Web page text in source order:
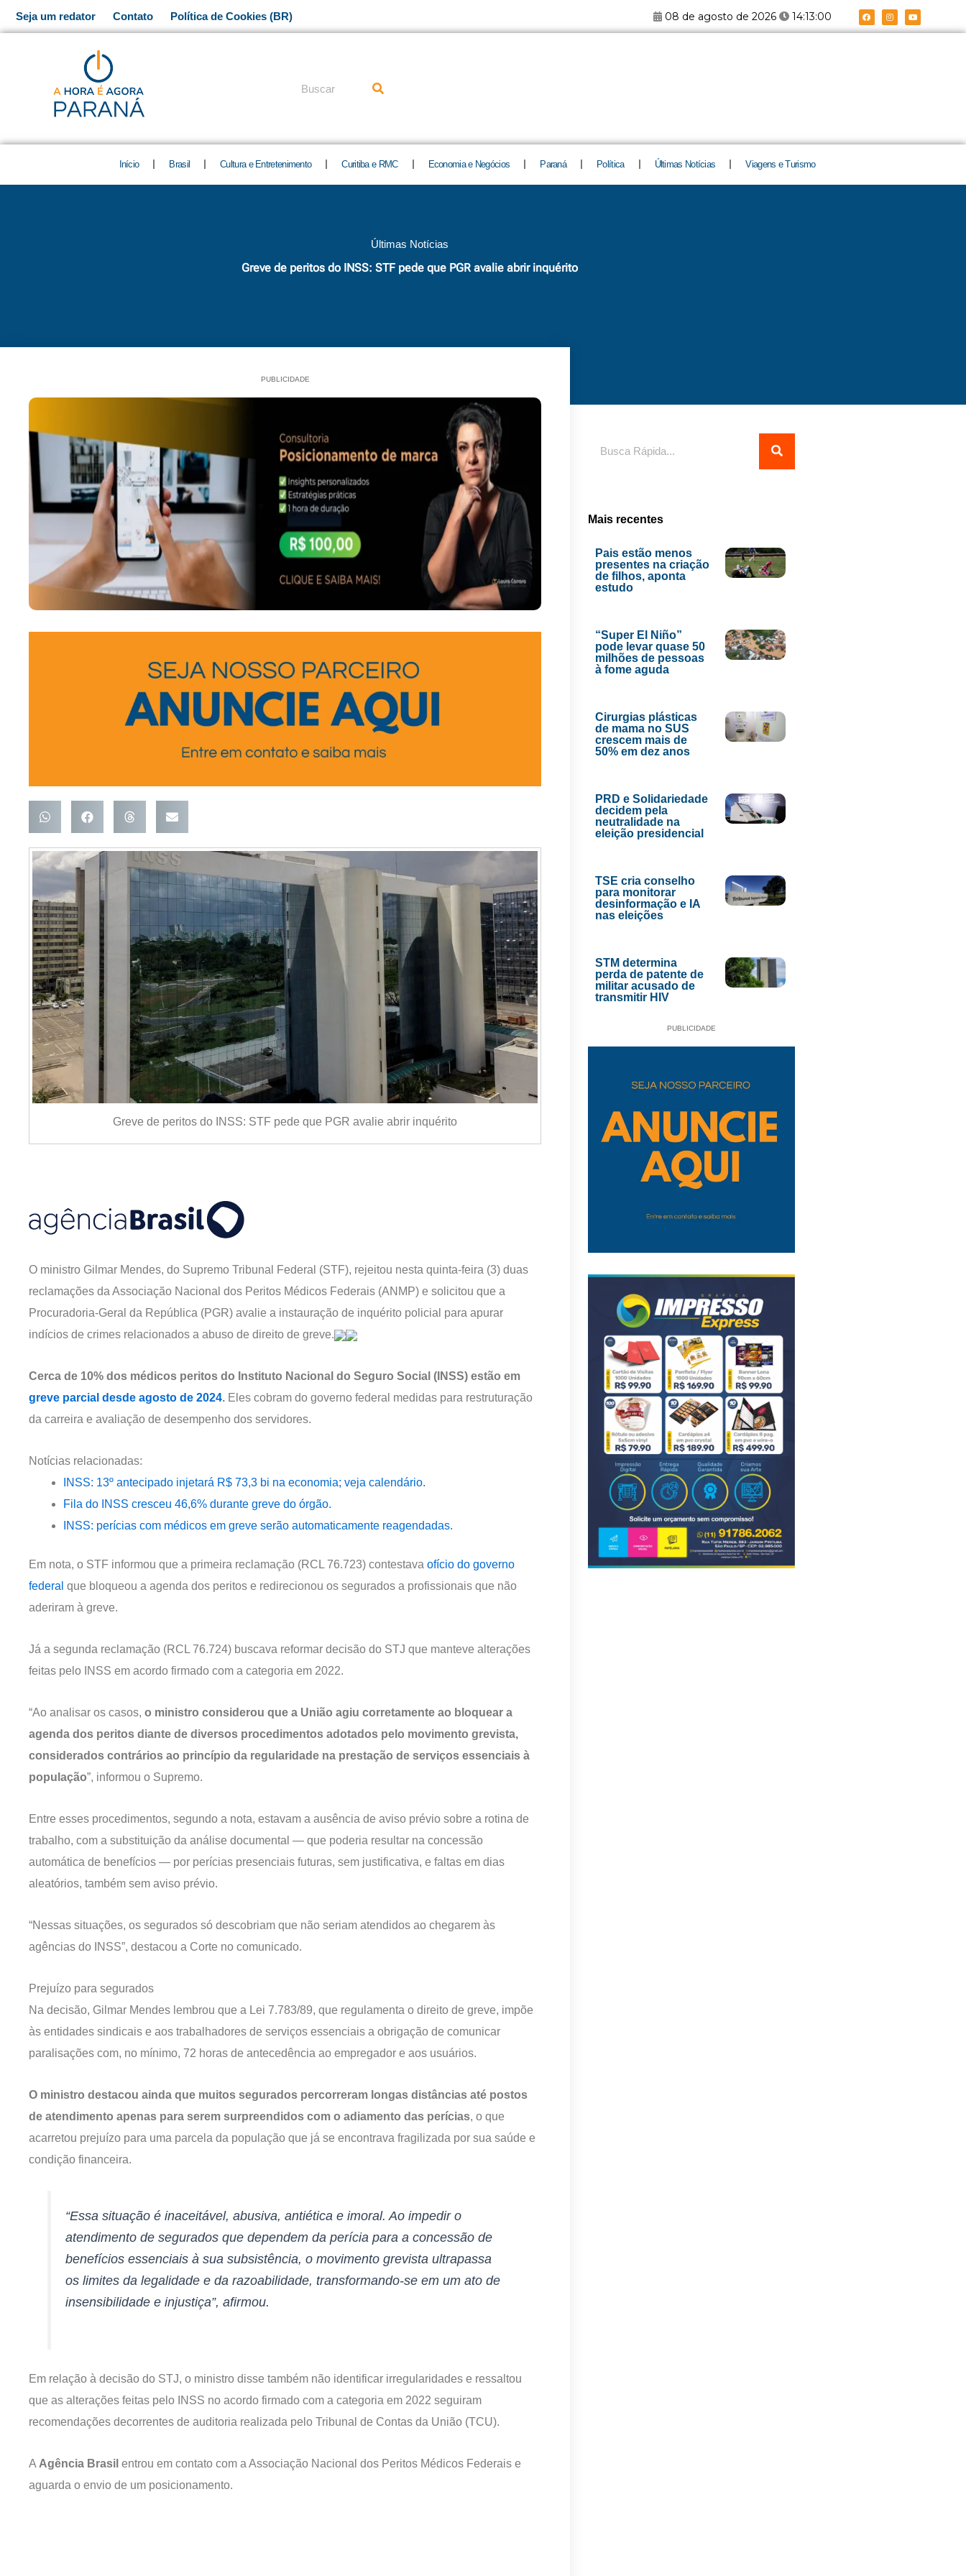
para
Seja um redator Contato Política de Cookies (BR) 08 de agosto de 2026 14:13:01 F
a
c
e
I
n
s
t
Y
o
u
t
Pesquisar
Início Brasil Cultura e Entretenimento Curitiba e RMC Economia e Negócios Paraná Política Últimas Notícias Viagens e Turismo
Últimas Notícias
Greve de peritos do INSS: STF pede que PGR avalie abrir inquérito
PUBLICIDADE
Greve de peritos do INSS: STF pede que PGR avalie abrir inquérito
O ministro Gilmar Mendes, do Supremo Tribunal Federal (STF), rejeitou nesta quinta-feira (3) duas
reclamações da Associação Nacional dos Peritos Médicos Federais (ANMP) e solicitou que a
Procuradoria-Geral da República (PGR) avalie a instauração de inquérito policial para apurar
indícios de crimes relacionados a abuso de direito de greve.
Cerca de 10% dos médicos peritos do Instituto Nacional do Seguro Social (INSS) estão em
greve parcial desde agosto de 2024. Eles cobram do governo federal medidas para restruturação
da carreira e avaliação de desempenho dos servidores.
Notícias relacionadas:
INSS: 13º antecipado injetará R$ 73,3 bi na economia; veja calendário.
Fila do INSS cresceu 46,6% durante greve do órgão.
INSS: perícias com médicos em greve serão automaticamente reagendadas.
Em nota, o STF informou que a primeira reclamação (RCL 76.723) contestava ofício do governo
federal que bloqueou a agenda dos peritos e redirecionou os segurados a profissionais que não
aderiram à greve.
Já a segunda reclamação (RCL 76.724) buscava reformar decisão do STJ que manteve alterações
feitas pelo INSS em acordo firmado com a categoria em 2022.
“Ao analisar os casos, o ministro considerou que a União agiu corretamente ao bloquear a
agenda dos peritos diante de diversos procedimentos adotados pelo movimento grevista,
considerados contrários ao princípio da regularidade na prestação de serviços essenciais à
população”, informou o Supremo.
Entre esses procedimentos, segundo a nota, estavam a ausência de aviso prévio sobre a rotina de
trabalho, com a substituição da análise documental — que poderia resultar na concessão
automática de benefícios — por perícias presenciais futuras, sem justificativa, e faltas em dias
aleatórios, também sem aviso prévio.
“Nessas situações, os segurados só descobriam que não seriam atendidos ao chegarem às
agências do INSS”, destacou a Corte no comunicado.
Prejuízo para segurados
Na decisão, Gilmar Mendes lembrou que a Lei 7.783/89, que regulamenta o direito de greve, impõe
às entidades sindicais e aos trabalhadores de serviços essenciais a obrigação de comunicar
paralisações com, no mínimo, 72 horas de antecedência ao empregador e aos usuários.
O ministro destacou ainda que muitos segurados percorreram longas distâncias até postos
de atendimento apenas para serem surpreendidos com o adiamento das perícias, o que
acarretou prejuízo para uma parcela da população que já se encontrava fragilizada por sua saúde e
condição financeira.
“Essa situação é inaceitável, abusiva, antiética e imoral. Ao impedir o
atendimento de segurados que dependem da perícia para a concessão de
benefícios essenciais à sua subsistência, o movimento grevista ultrapassa
os limites da legalidade e da razoabilidade, transformando-se em um ato de
insensibilidade e injustiça”, afirmou.
Em relação à decisão do STJ, o ministro disse também não identificar irregularidades e ressaltou
que as alterações feitas pelo INSS no acordo firmado com a categoria em 2022 seguiram
recomendações decorrentes de auditoria realizada pelo Tribunal de Contas da União (TCU).
A Agência Brasil entrou em contato com a Associação Nacional dos Peritos Médicos Federais e
aguarda o envio de um posicionamento.
Mais recentes
Pais estão menos
presentes na criação
de filhos, aponta
estudo
“Super El Niño”
pode levar quase 50
milhões de pessoas
à fome aguda
Cirurgias plásticas
de mama no SUS
crescem mais de
50% em dez anos
PRD e Solidariedade
decidem pela
neutralidade na
eleição presidencial
TSE cria conselho
para monitorar
desinformação e IA
nas eleições
STM determina
perda de patente de
militar acusado de
transmitir HIV
PUBLICIDADE